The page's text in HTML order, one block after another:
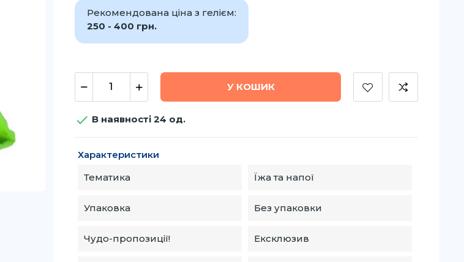
Рекомендована ціна з гелієм:
250 - 400 грн.
У КОШИК
 В наявності 24 од.
Характеристики
Тематика
Їжа та напої
Упаковка Без упаковки
Чудо-пропозиції! Ексклюзив